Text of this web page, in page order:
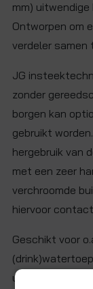
mm) uitwendige
Ontworpen om
verdeler samen
JG
zonder
borgen kan
gebruikt
hergebruik van
met een zeer
verchroomde
hiervoor
Geschikt voor
u twijfelt over